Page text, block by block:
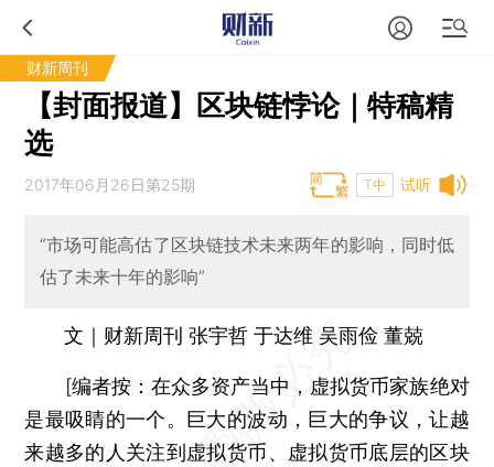
财新周刊
【封面报道】区块链悖论｜特稿精
选
试听
2017年06月26日第25期 T中
“市场可能高估了区块链技术未来两年的影响，同时低
估了未来十年的影响”
文｜财新周刊 张宇哲 于达维 吴雨俭 董兢
[编者按：在众多资产当中，虚拟货币家族绝对
是最吸睛的一个。巨大的波动，巨大的争议，让越
来越多的人关注到虚拟货币、虚拟货币底层的区块